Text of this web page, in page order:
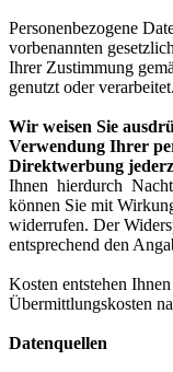
Personenbezogene
vorbenannten
Ihrer Zustimmung
genutzt oder verarbeitet.
Wir weisen Sie
Verwendung Ihrer
Direktwerbung
Ihnen hierdurch
können Sie mit
widerrufen. Der
entsprechend den
Kosten entstehen
Übermittlungskosten
Datenquellen